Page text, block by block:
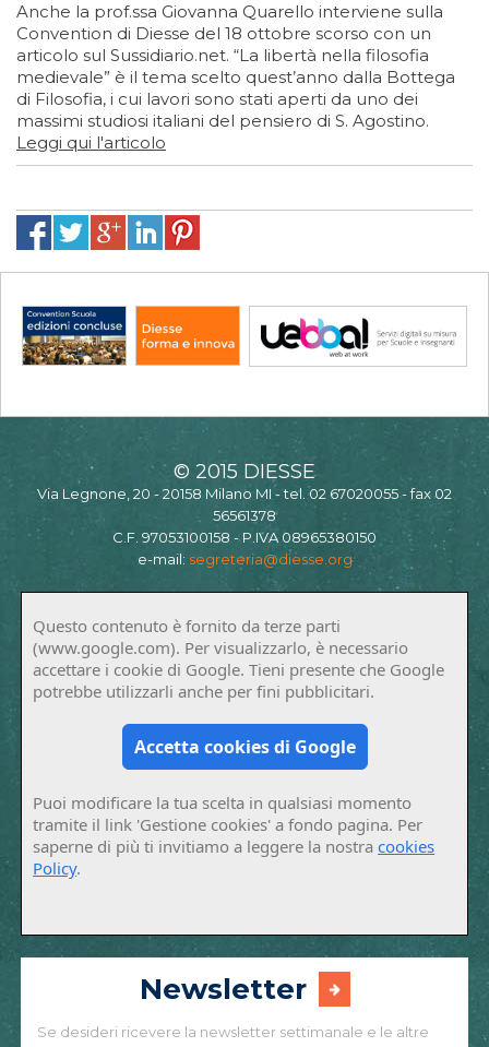
Anche la prof.ssa Giovanna Quarello interviene sulla
Convention di Diesse del 18 ottobre scorso con un
articolo sul Sussidiario.net. “La libertà nella filosofia
medievale” è il tema scelto quest’anno dalla Bottega
di Filosofia, i cui lavori sono stati aperti da uno dei
massimi studiosi italiani del pensiero di S. Agostino.
Leggi qui l'articolo
© 2015 DIESSE
Via Legnone, 20 - 20158 Milano MI - tel. 02 67020055 - fax 02
56561378
C.F. 97053100158 - P.IVA 08965380150
e-mail: segreteria@diesse.org
Questo contenuto è fornito da terze parti
(www.google.com). Per visualizzarlo, è necessario
accettare i cookie di Google. Tieni presente che Google
potrebbe utilizzarli anche per fini pubblicitari.
Accetta cookies di Google
Puoi modificare la tua scelta in qualsiasi momento
tramite il link 'Gestione cookies' a fondo pagina. Per
saperne di più ti invitiamo a leggere la nostracookies
Policy.
Newsletter
Se desideri ricevere la newsletter settimanale e le altre